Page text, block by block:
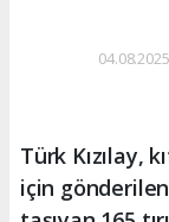
Türk Kızılay,
için